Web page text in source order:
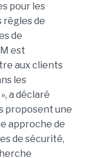
pour les
règles de
de
est
aux clients
les
a déclaré
proposent une
approche de
de sécurité,